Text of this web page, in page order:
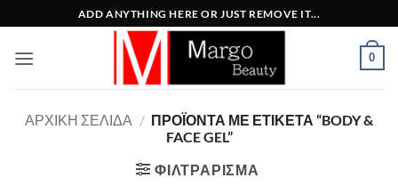
στο
περιεχόμενο
ADD ANYTHING HERE OR JUST REMOVE IT...
0
ΑΡΧΙΚΉ ΣΕΛΊΔΑ / ΠΡΟΪΌΝΤΑ ΜΕ ΕΤΙΚΈΤΑ “BODY &
FACE GEL”
ΦΙΛΤΡΆΡΙΣΜΑ